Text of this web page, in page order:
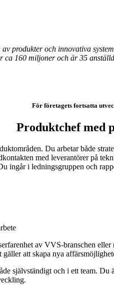
produkter och innovativa
ca 160 miljoner och är 35
För företagets fortsatta
Produktchef med
Du arbetar både
med leverantörer på
ingår i ledningsgruppen och
av VVS-branschen
att skapa nya
självständigt och i ett team.